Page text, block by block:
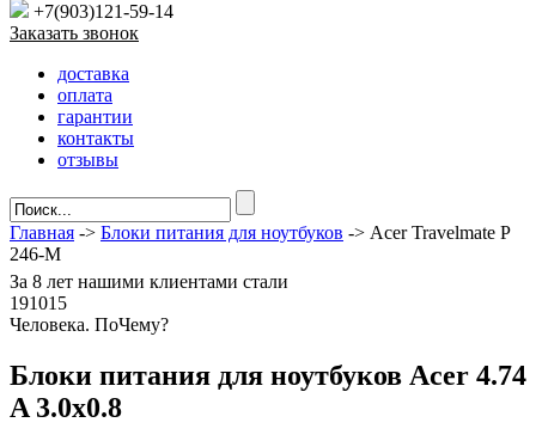
+7(903)121-59-14
Заказать звонок
доставка
оплата
гарантии
контакты
отзывы
Главная -> Блоки питания для ноутбуков -> Acer Travelmate P
246-M
За 8 лет нашими клиентами стали
191015
Человека. ПоЧему?
Блоки питания для ноутбуков Acer 4.74
A 3.0x0.8